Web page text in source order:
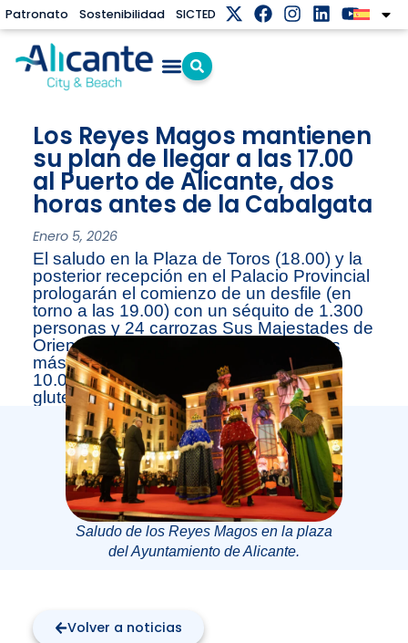
Patronato Sostenibilidad SICTED
Los Reyes Magos mantienen
su plan de llegar a las 17.00
al Puerto de Alicante, dos
horas antes de la Cabalgata
Enero 5, 2026
El saludo en la Plaza de Toros (18.00) y la
posterior recepción en el Palacio Provincial
prologarán el comienzo de un desfile (en
torno a las 19.00) con un séquito de 1.300
personas y 24 carrozas Sus Majestades de
Oriente tienen previsto repartir entre los
más pequeños unos 20.000 regalos y
10.000 kilos de caramelos blandos sin
gluten.
Saludo de los Reyes Magos en la plaza
del Ayuntamiento de Alicante.
Volver a noticias